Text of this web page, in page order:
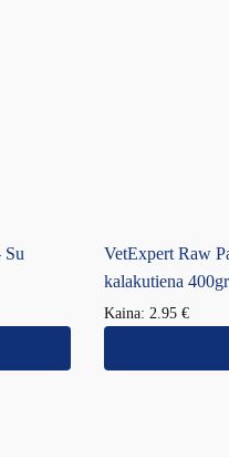
Su
VetExpert Raw
kalakutiena
Kaina: 2.95 €